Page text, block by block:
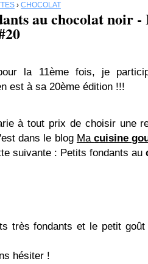
› CHOCOLAT
au chocolat noir -
la 11ème fois, je
est à sa 20ème édition !!!
à tout prix de choisir une
dans le blog Macuisine
suivante : Petits fondants au
très fondants et le petit
hésiter !